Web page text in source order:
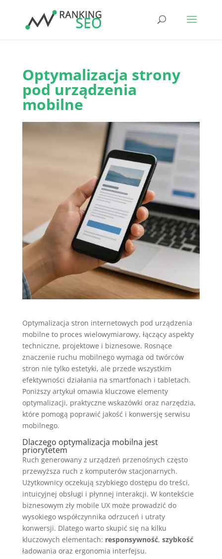
Optymalizacja strony
pod urządzenia
mobilne
Optymalizacja stron internetowych pod urządzenia
mobilne to proces wielowymiarowy, łączący aspekty
techniczne, projektowe i biznesowe. Rosnące
znaczenie ruchu mobilnego wymaga od twórców
stron nie tylko estetyki, ale przede wszystkim
efektywności działania na smartfonach i tabletach.
Poniższy artykuł omawia kluczowe elementy
optymalizacji, praktyczne wskazówki oraz narzędzia,
które pomogą poprawić jakość i konwersję serwisu
mobilnego.
Dlaczego optymalizacja mobilna jest
priorytetem
Ruch generowany z urządzeń przenośnych często
przewyższa ruch z komputerów stacjonarnych.
Użytkownicy oczekują szybkiego dostępu do treści,
intuicyjnej obsługi i płynnej interakcji. W kontekście
biznesowym zły mobile UX może prowadzić do
wysokiego współczynnika odrzuceń i utraty
konwersji. Dlatego warto skupić się na kilku
kluczowych elementach: responsywność, szybkość
ładowania oraz ergonomia interfejsu.